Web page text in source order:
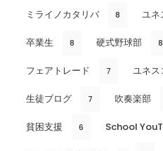
ミライノカタリバ 8 ユネ
卒業生 8 硬式野球部 8
フェアトレード 7 ユネス
生徒ブログ 7 吹奏楽部
貧困支援 6 School